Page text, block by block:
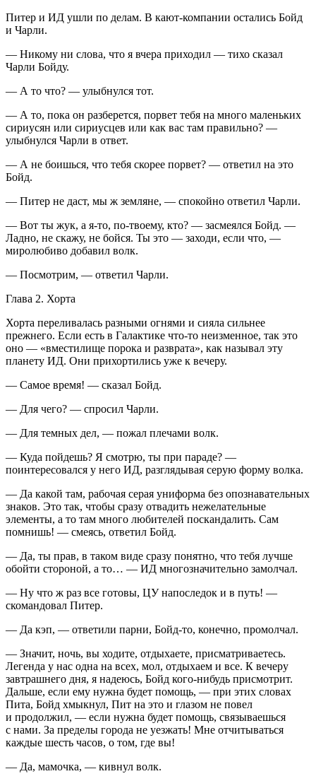
Питер и ИД ушли по делам. В кают-компании остались Бойд
и Чарли.
— Никому ни слова, что я вчера приходил — тихо сказал
Чарли Бойду.
— А то что? — улыбнулся тот.
— А то, пока он разберется, порвет тебя на много маленьких
сириусян или сириусцев или как вас там правильно? —
улыбнулся Чарли в ответ.
— А не боишься, что тебя скорее порвет? — ответил на это
Бойд.
— Питер не даст, мы ж земляне, — спокойно ответил Чарли.
— Вот ты жук, а я-то, по-твоему, кто? — засмеялся Бойд. —
Ладно, не скажу, не бойся. Ты это — заходи, если что, —
миролюбиво добавил волк.
— Посмотрим, — ответил Чарли.
Глава 2. Хорта
Хорта переливалась разными огнями и сияла сильнее
прежнего. Если есть в Галактике что-то неизменное, так это
оно — «вместилище порока и разврата», как называл эту
планету ИД. Они прихортились уже к вечеру.
— Самое время! — сказал Бойд.
— Для чего? — спросил Чарли.
— Для темных дел, — пожал плечами волк.
— Куда пойдешь? Я смотрю, ты при параде? —
поинтересовался у него ИД, разглядывая серую форму волка.
— Да какой там, рабочая серая униформа без опознавательных
знаков. Это так, чтобы сразу отвадить нежелательные
элементы, а то там много любителей поскандалить. Сам
помнишь! — смеясь, ответил Бойд.
— Да, ты прав, в таком виде сразу понятно, что тебя лучше
обойти стороной, а то… — ИД многозначительно замолчал.
— Ну что ж раз все готовы, ЦУ напоследок и в путь! —
скомандовал Питер.
— Да кэп, — ответили парни, Бойд-то, конечно, промолчал.
— Значит, ночь, вы ходите, отдыхаете, присматриваетесь.
Легенда у нас одна на всех, мол, отдыхаем и все. К вечеру
завтрашнего дня, я надеюсь, Бойд кого-нибудь присмотрит.
Дальше, если ему нужна будет помощь, — при этих словах
Пита, Бойд хмыкнул, Пит на это и глазом не повел
и продолжил, — если нужна будет помощь, связываешься
с нами. За пределы города не уезжать! Мне отчитываться
каждые шесть часов, о том, где вы!
— Да, мамочка, — кивнул волк.